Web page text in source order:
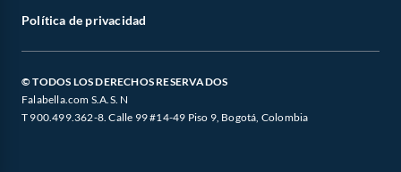
Política de privacidad
© TODOS LOS DERECHOS RESERVADOS
Falabella.com S.A.S. N
T 900.499.362-8. Calle 99 #14-49 Piso 9, Bogotá, Colombia